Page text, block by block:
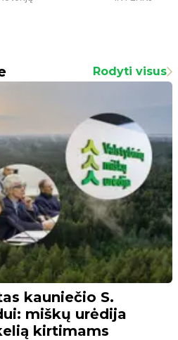
Rodyti visus
kauniečio S.
miškų urėdija
kirtimams